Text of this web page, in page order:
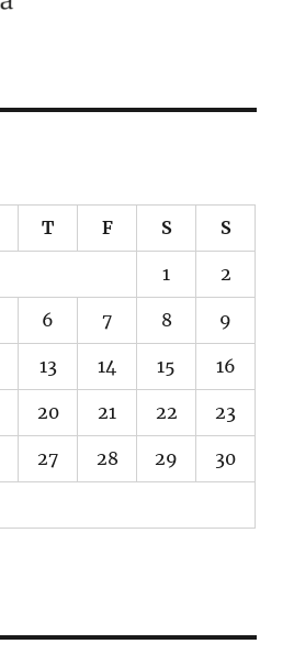
T F S S
1 2
6 7 8 9
13 14 15 16
20 21 22 23
27 28 29 30